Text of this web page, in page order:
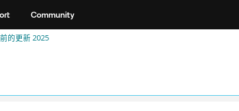
Community
的更新 2025